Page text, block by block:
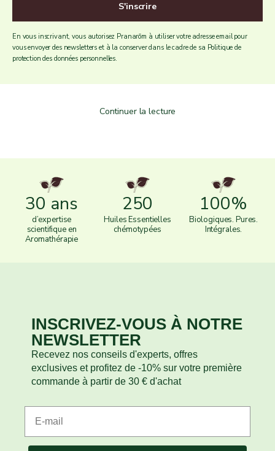
S'inscrire
En vous inscrivant, vous autorisez Pranarōm à utiliser votre adresse email pour
vous envoyer des newsletters et à la conserver dans le cadre de sa Politique de
protection des données personnelles.
30 ans
d’expertise
scientifique en
Aromathérapie
250
Huiles Essentielles
chémotypées
100%
Biologiques. Pures.
Intégrales.
INSCRIVEZ-VOUS À NOTRE
NEWSLETTER
Recevez nos conseils d'experts, offres
exclusives et profitez de -10% sur votre première
commande à partir de 30 € d'achat